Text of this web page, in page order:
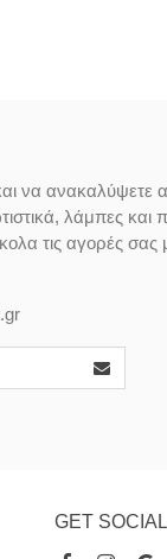
να ανακαλύψετε
λάμπες και
τις αγορές σας
GET SOCIAL